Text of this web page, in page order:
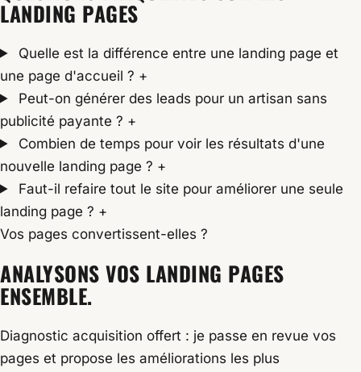
LANDING PAGES
Quelle est la différence entre une landing page et
une page d'accueil ? +
Peut-on générer des leads pour un artisan sans
publicité payante ? +
Combien de temps pour voir les résultats d'une
nouvelle landing page ? +
Faut-il refaire tout le site pour améliorer une seule
landing page ? +
Vos pages convertissent-elles ?
ANALYSONS VOS LANDING PAGES
ENSEMBLE.
Diagnostic acquisition offert : je passe en revue vos
pages et propose les améliorations les plus